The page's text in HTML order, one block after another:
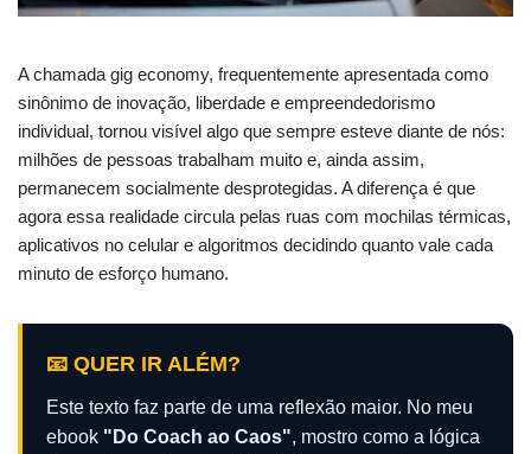
A chamada gig economy, frequentemente apresentada como
sinônimo de inovação, liberdade e empreendedorismo
individual, tornou visível algo que sempre esteve diante de nós:
milhões de pessoas trabalham muito e, ainda assim,
permanecem socialmente desprotegidas. A diferença é que
agora essa realidade circula pelas ruas com mochilas térmicas,
aplicativos no celular e algoritmos decidindo quanto vale cada
minuto de esforço humano.
📧 QUER IR ALÉM?
Este texto faz parte de uma reflexão maior. No meu
ebook "Do Coach ao Caos", mostro como a lógica